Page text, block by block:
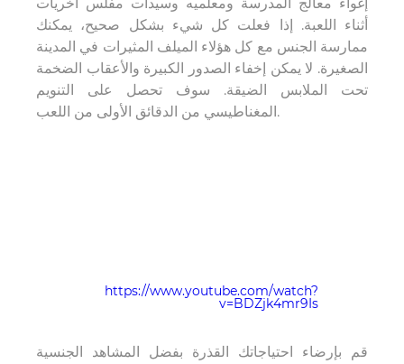
أثناء اللعبة. إذا فعلت كل شيء بشكل صحيح، يمكنك
ممارسة الجنس مع كل هؤلاء الميلف المثيرات في المدينة
الصغيرة. لا يمكن إخفاء الصدور الكبيرة والأعقاب الضخمة
تحت الملابس الضيقة. سوف تحصل على التنويم
المغناطيسي من الدقائق الأولى من اللعب.
https://www.youtube.com/watch?
v=BDZjk4mr9Is
قم بإرضاء احتياجاتك القذرة بفضل المشاهد الجنسية